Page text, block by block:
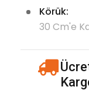
Körük:
30 Cm'e
icon